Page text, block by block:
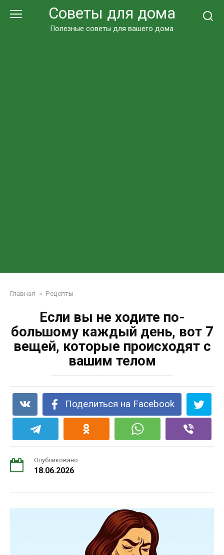
Советы для дома
Полезные советы для вашего дома
Главная » Рецепты
Если вы не ходите по-
большому каждый день, вот 7
вещей, которые происходят с
вашим телом
Поделиться на Facebook
Опубликовано
18.06.2026